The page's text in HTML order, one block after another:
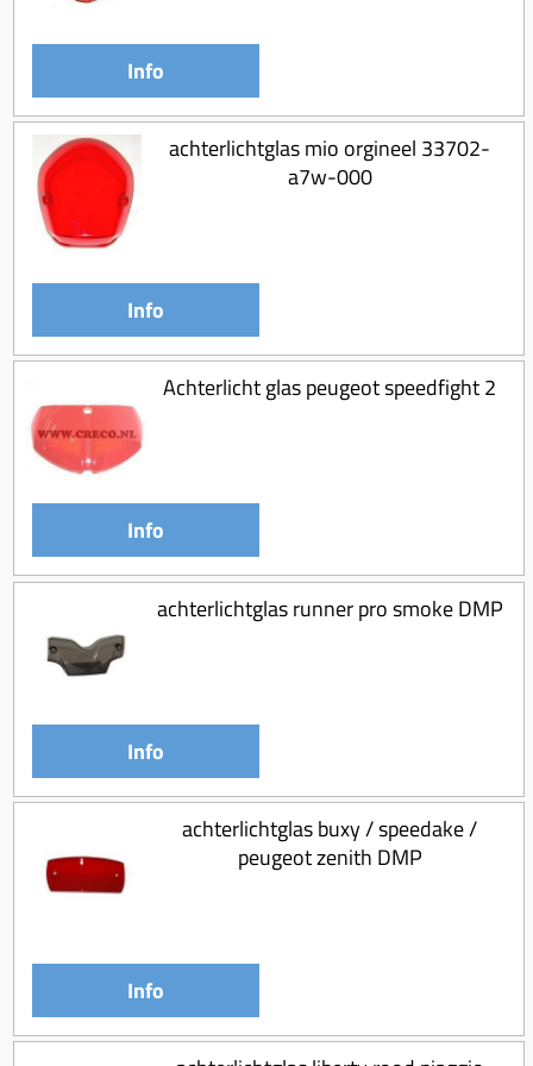
Koppeling compleet
Koppeling trekveer
Ketting / tandwiel
Koeling (delen)
Overbrenging
Info
achterlichtglas mio orgineel 33702-
a7w-000
Info
Achterlicht glas peugeot speedfight 2
Info
achterlichtglas runner pro smoke DMP
Info
achterlichtglas buxy / speedake /
peugeot zenith DMP
Info